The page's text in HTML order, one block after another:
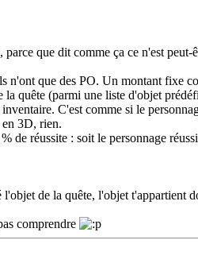
que dit comme ça ce n'est peut-
n'ont que des PO. Un montant
quête (parmi une liste d'objet
C'est comme si le
en 3D, rien.
de réussite : soit le personnage
de la quête, l'objet
comprendre